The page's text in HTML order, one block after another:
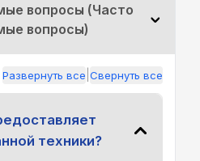
вопросы (Часто
вопросы)
Развернуть все Свернуть все
техники?